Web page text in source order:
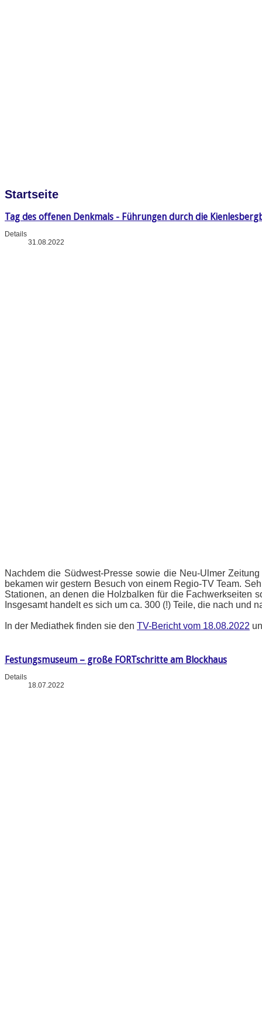
Startseite
Tag des offenen Denkmals - Führungen durch die
Details
31.08.2022
Nachdem die Südwest-Presse sowie die Neu-Ulmer
bekamen wir gestern Besuch von einem Regio-TV Team.
Stationen, an denen die Holzbalken für die Fachwerkseiten
Insgesamt handelt es sich um ca. 300 (!) Teile, die nach und
In der Mediathek finden sie den TV-Bericht vom 18.08.2022
Festungsmuseum – große FORTschritte am Blockhaus
Details
18.07.2022